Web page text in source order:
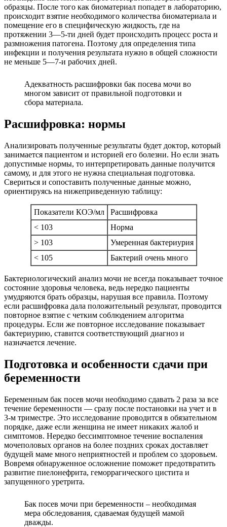
образцы. После того как биоматериал попадет в лабораторию,
происходит взятие необходимого количества биоматериала и
помещение его в специфическую жидкость, где на
протяжении 3—5-ти дней будет происходить процесс роста и
размножения патогена. Поэтому для определения типа
инфекции и получения результата нужно в общей сложности
не меньше 5—7-и рабочих дней.
Адекватность расшифровки бак посева мочи во
многом зависит от правильной подготовки и
сбора материала.
Расшифровка: нормы
Анализировать полученные результаты будет доктор, который
занимается пациентом и историей его болезни. Но если знать
допустимые нормы, то интерпретировать данные получится
самому, и для этого не нужна специальная подготовка.
Свериться и сопоставить полученные данные можно,
ориентируясь на нижеприведенную таблицу:
Показатели КОЭ/мл
Расшифровка
< 103
Норма
> 103
Умеренная бактериурия
< 105
Бактерий очень много
Бактериологический анализ мочи не всегда показывает точное
состояние здоровья человека, ведь нередко пациенты
умудряются брать образцы, нарушая все правила. Поэтому
если расшифровка дала положительный результат, проводится
повторное взятие с четким соблюдением алгоритма
процедуры. Если же повторное исследование показывает
бактериурию, ставится соответствующий диагноз и
назначается лечение.
Подготовка и особенности сдачи при
беременности
Беременным бак посев мочи необходимо сдавать 2 раза за все
течение беременности — сразу после постановки на учет и в
3-м триместре. Это исследование проводится в обязательном
порядке, даже если женщина не имеет никаких жалоб и
симптомов. Нередко бессимптомное течение воспаления
мочеполовых органов на более поздних сроках доставляет
будущей маме много неприятностей и проблем со здоровьем.
Вовремя обнаруженное осложнение поможет предотвратить
развитие пиелонефрита, геморрагического цистита и
запущенного уретрита.
Бак посев мочи при беременности – необходимая
мера обследования, сдаваемая будущей мамой
дважды.